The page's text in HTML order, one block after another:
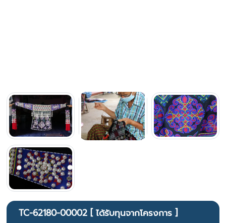
TC-62180-00002 [ ได้รับทุนจากโครงการ ]